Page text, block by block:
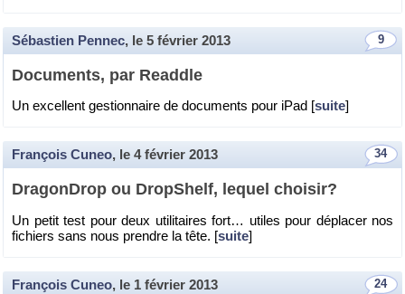
9
Sébastien Pennec, le 5 février 2013
Do­cu­ments, par Readdle
Un ex­cellent ges­tion­naire de do­cu­ments pour iPad [suite]
34
François Cuneo, le 4 février 2013
Dra­gon­Drop ou Drop­Shelf, le­quel choi­sir?
Un petit test pour deux uti­li­taires fort… utiles pour dé­pla­cer nos
fi­chiers sans nous prendre la tête. [suite]
24
François Cuneo, le 1 février 2013